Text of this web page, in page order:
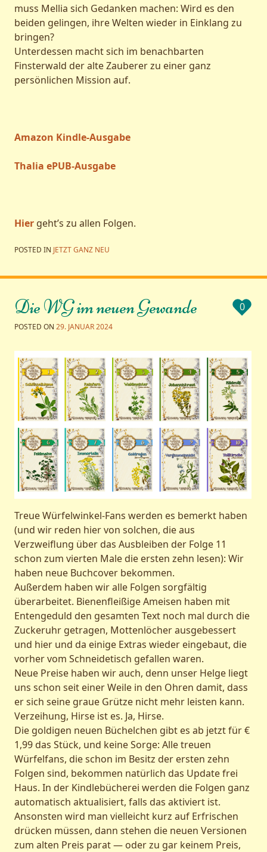
muss Mellia sich Gedanken machen: Wird es den
beiden gelingen, ihre Welten wieder in Einklang zu
bringen?
Unterdessen macht sich im benachbarten
Finsterwald der alte Zauberer zu einer ganz
persönlichen Mission auf.
Amazon Kindle-Ausgabe
Thalia ePUB-Ausgabe
Hier geht’s zu allen Folgen.
POSTED IN JETZT GANZ NEU
Die WG im neuen Gewande
POSTED ON 29. JANUAR 2024
0
Treue Würfelwinkel-Fans werden es bemerkt haben
(und wir reden hier von solchen, die aus
Verzweiflung über das Ausbleiben der Folge 11
schon zum vierten Male die ersten zehn lesen): Wir
haben neue Buchcover bekommen.
Außerdem haben wir alle Folgen sorgfältig
überarbeitet. Bienenfleißige Ameisen haben mit
Entengeduld den gesamten Text noch mal durch die
Zuckeruhr getragen, Mottenlöcher ausgebessert
und hier und da einige Extras wieder eingebaut, die
vorher vom Schneidetisch gefallen waren.
Neue Preise haben wir auch, denn unser Helge liegt
uns schon seit einer Weile in den Ohren damit, dass
er sich seine graue Grütze nicht mehr leisten kann.
Verzeihung, Hirse ist es. Ja, Hirse.
Die goldigen neuen Büchelchen gibt es ab jetzt für €
1,99 das Stück, und keine Sorge: Alle treuen
Würfelfans, die schon im Besitz der ersten zehn
Folgen sind, bekommen natürlich das Update frei
Haus. In der Kindlebücherei werden die Folgen ganz
automatisch aktualisiert, falls das aktiviert ist.
Ansonsten wird man vielleicht kurz auf Erfrischen
drücken müssen, dann stehen die neuen Versionen
zum alten Preis parat — oder zu gar keinem Preis,